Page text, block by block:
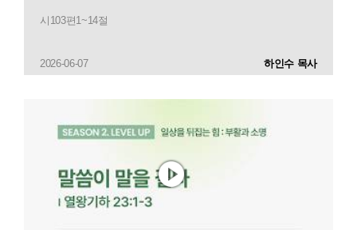
시103편1~14절
2026-06-07 하인수 목사